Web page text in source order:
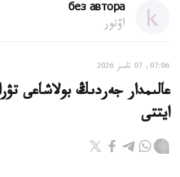
без автора
اۆتور
07:06, 07 تامىز 2026
عالىمدار جەردىڭ بولاشاعى
ايتتى